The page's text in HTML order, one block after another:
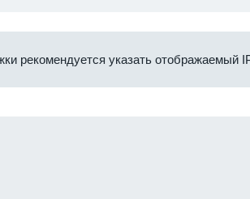
рекомендуется указать отображаемый